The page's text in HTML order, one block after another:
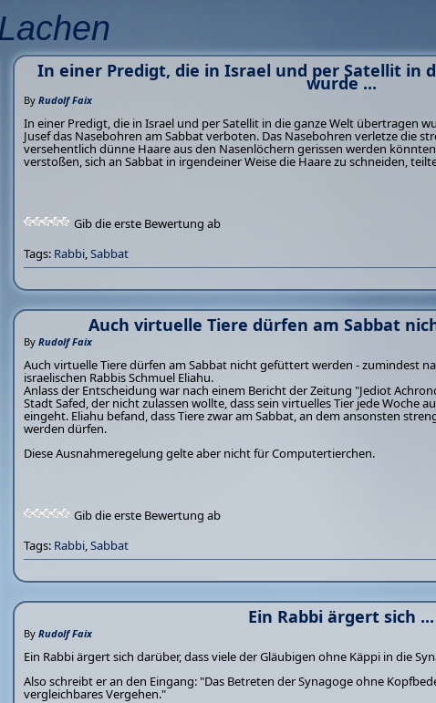
In einer Predigt, die in Israel und per Satellit in
wurde ...
By Rudolf Faix
In einer Predigt, die in Israel und per Satellit in die ganze Welt übertragen
Jusef das Nasebohren am Sabbat verboten. Das Nasebohren verletze die
versehentlich dünne Haare aus den Nasenlöchern gerissen werden
verstoßen, sich an Sabbat in irgendeiner Weise die Haare zu schneiden,
Gib die erste Bewertung ab
Tags: Rabbi,Sabbat
Auch virtuelle Tiere dürfen am Sabbat
By Rudolf Faix
Auch virtuelle Tiere dürfen am Sabbat nicht gefüttert werden - zumindest
israelischen Rabbis Schmuel Eliahu.
Anlass der Entscheidung war nach einem Bericht der Zeitung "Jediot
Stadt Safed, der nicht zulassen wollte, dass sein virtuelles Tier jede Woche
eingeht. Eliahu befand, dass Tiere zwar am Sabbat, an dem ansonsten
werden dürfen.
Diese Ausnahmeregelung gelte aber nicht für Computertierchen.
Gib die erste Bewertung ab
Tags: Rabbi,Sabbat
Ein Rabbi ärgert sich ...
By Rudolf Faix
Ein Rabbi ärgert sich darüber, dass viele der Gläubigen ohne Käppi in die
Also schreibt er an den Eingang: "Das Betreten der Synagoge ohne
vergleichbares Vergehen."